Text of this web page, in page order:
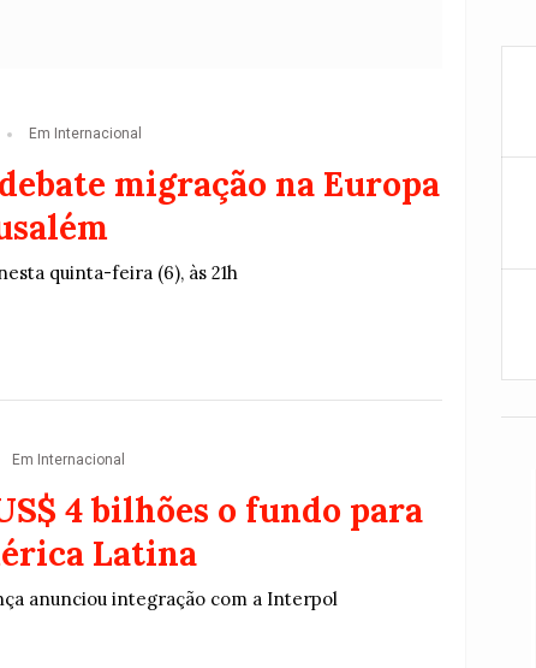
Em Internacional
migração na Europa
quinta-feira (6), às 21h
Em Internacional
4 bilhões o fundo para
Latina
anunciou integração com a Interpol